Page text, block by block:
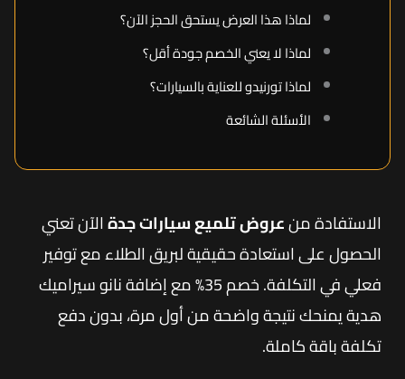
لماذا هذا العرض يستحق الحجز الآن؟
لماذا لا يعني الخصم جودة أقل؟
لماذا تورنيدو للعناية بالسيارات؟
الأسئلة الشائعة
الاستفادة منعروض تلميع سيارات جدةالآن تعني
الحصول على استعادة حقيقية لبريق الطلاء مع توفير
فعلي في التكلفة. خصم 35% مع إضافة نانو سيراميك
هدية يمنحك نتيجة واضحة من أول مرة، بدون دفع
تكلفة باقة كاملة.